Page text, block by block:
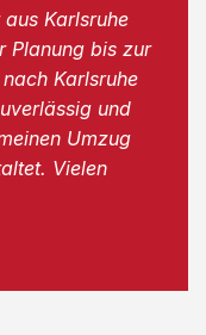
Karlsruhe
Planung bis zur
Karlsruhe
und
Umzug
Vielen